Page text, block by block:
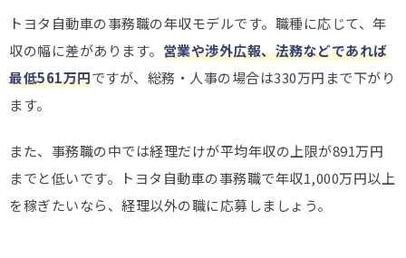
トヨタ自動車の事務職の年収モデルです。職種に応じて、年
収の幅に差があります。 営業や渉外広報、法務などであれば
最低561万円ですが、総務・人事の場合は330万円まで下がり
ます。
また、事務職の中では経理だけが平均年収の上限が891万円
までと低いです。トヨタ自動車の事務職で年収1,000万円以上
を稼ぎたいなら、経理以外の職に応募しましょう。